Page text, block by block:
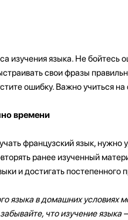
изучения языка. Не
свои фразы
ошибку. Важно учиться
времени
французский язык, нужно
ранее изученный
и достигать постепенного
языка в домашних
что изучение языка